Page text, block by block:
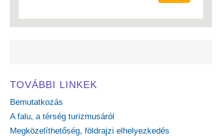
TOVÁBBI LINKEK
Bemutatkozás
A falu, a térség turizmusáról
Megközelíthetőség, földrajzi elhelyezkedés